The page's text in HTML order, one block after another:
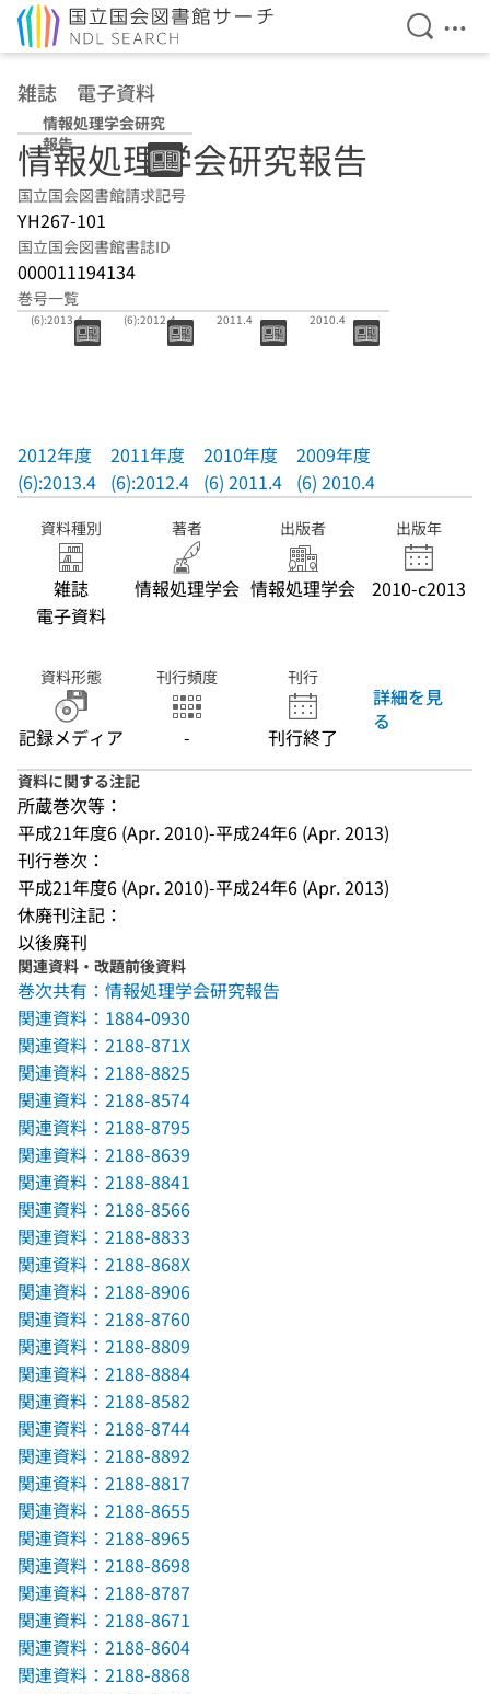
検索を
メ
雑誌 電子資料
情報処理学会研究
報告
情報処理学会研究報告
国立国会図書館請求記号
YH267-101
国立国会図書館書誌ID
000011194134
巻号一覧
2012年度
(6):2013.4
2012年度
(6):2013.4
(6):2012.4
2011年度
(6):2012.4
2011.4
2010年度
(6) 2011.4
2010.4
2009年度
(6) 2010.4
資料種別
雑誌
電子資料
著者
情報処理学会
出版者
情報処理学会
出版年
2010-c2013
資料形態
記録メディア
刊行頻度
-
刊行
刊行終了
詳細を見
る
資料に関する注記
所蔵巻次等：
平成21年度6 (Apr. 2010)-平成24年6 (Apr. 2013)
刊行巻次：
平成21年度6 (Apr. 2010)-平成24年6 (Apr. 2013)
休廃刊注記：
以後廃刊
関連資料・改題前後資料
巻次共有：情報処理学会研究報告
関連資料：1884-0930
関連資料：2188-871X
関連資料：2188-8825
関連資料：2188-8574
関連資料：2188-8795
関連資料：2188-8639
関連資料：2188-8841
関連資料：2188-8566
関連資料：2188-8833
関連資料：2188-868X
関連資料：2188-8906
関連資料：2188-8760
関連資料：2188-8809
関連資料：2188-8884
関連資料：2188-8582
関連資料：2188-8744
関連資料：2188-8892
関連資料：2188-8817
関連資料：2188-8655
関連資料：2188-8965
関連資料：2188-8698
関連資料：2188-8787
関連資料：2188-8671
関連資料：2188-8604
関連資料：2188-8868